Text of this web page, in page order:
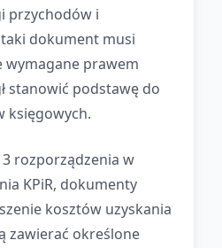
przychodów i
dokument musi
wymagane prawem
stanowić podstawę do
księgowych.
rozporządzenia w
KPiR, dokumenty
kosztów uzyskania
zawierać określone